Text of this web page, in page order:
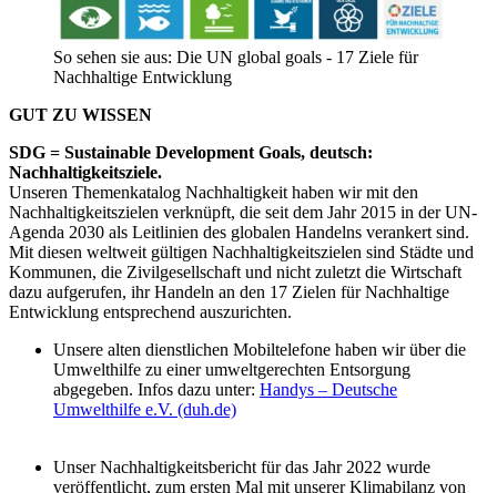
So sehen sie aus: Die UN global goals - 17 Ziele für
Nachhaltige Entwicklung
GUT ZU WISSEN
SDG = Sustainable Development Goals, deutsch:
Nachhaltigkeitsziele.
Unseren Themenkatalog Nachhaltigkeit haben wir mit den
Nachhaltigkeitszielen verknüpft, die seit dem Jahr 2015 in der UN-
Agenda 2030 als Leitlinien des globalen Handelns verankert sind.
Mit diesen weltweit gültigen Nachhaltigkeitszielen sind Städte und
Kommunen, die Zivilgesellschaft und nicht zuletzt die Wirtschaft
dazu aufgerufen, ihr Handeln an den 17 Zielen für Nachhaltige
Entwicklung entsprechend auszurichten.
Unsere alten dienstlichen Mobiltelefone haben wir über die
Umwelthilfe zu einer umweltgerechten Entsorgung
abgegeben. Infos dazu unter: Handys – Deutsche
Umwelthilfe e.V. (duh.de)
Unser Nachhaltigkeitsbericht für das Jahr 2022 wurde
veröffentlicht, zum ersten Mal mit unserer Klimabilanz von